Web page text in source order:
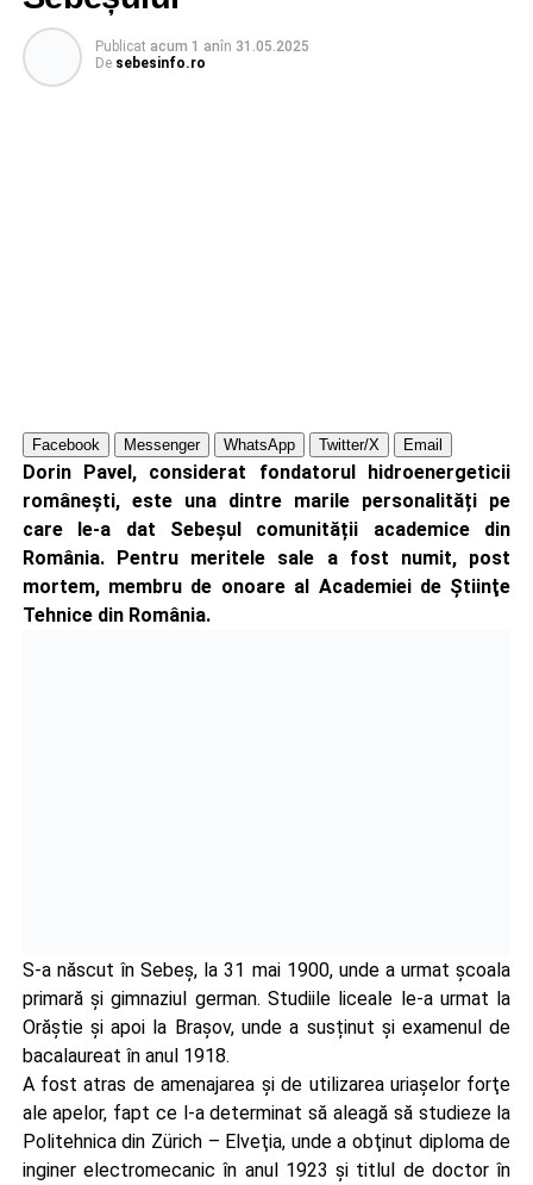
Publicat acum 1 anîn 31.05.2025
De sebesinfo.ro
Facebook Messenger WhatsApp Twitter/X Email
Dorin Pavel, considerat fondatorul hidroenergeticii
românești, este una dintre marile personalități pe
care le-a dat Sebeșul comunității academice din
România. Pentru meritele sale a fost numit, post
mortem, membru de onoare al Academiei de Ştiinţe
Tehnice din România.
S-a născut în Sebeş, la 31 mai 1900, unde a urmat şcoala
primară şi gimnaziul german. Studiile liceale le-a urmat la
Orăştie şi apoi la Braşov, unde a susținut și examenul de
bacalaureat în anul 1918.
A fost atras de amenajarea şi de utilizarea uriaşelor forţe
ale apelor, fapt ce l-a determinat să aleagă să studieze la
Politehnica din Zürich – Elveţia, unde a obţinut diploma de
inginer electromecanic în anul 1923 şi titlul de doctor în